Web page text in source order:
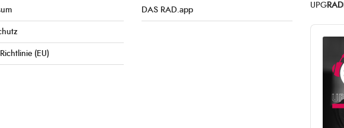
(EU)
DAS RAD.app
UPG RAD
Audio
Player